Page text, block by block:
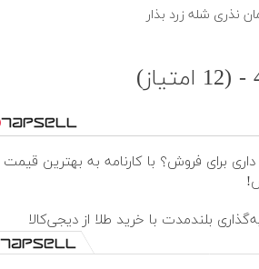
نذرى شله زرد بذار
داری برای فروش؟ با کارنامه به بهترین قیمت
بلندمدت با خرید طلا از دیجی‌کالا